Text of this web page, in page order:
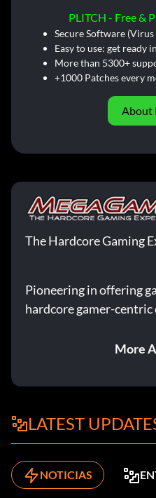
PLITCH - Free &
Secure Software
Easy to use: get ready
More than 5300+
+1000 Patches every
About
The Hardcore Gaming
Pioneering in offering
hardcore gamer-centric
More
LATEST
NOTICIAS